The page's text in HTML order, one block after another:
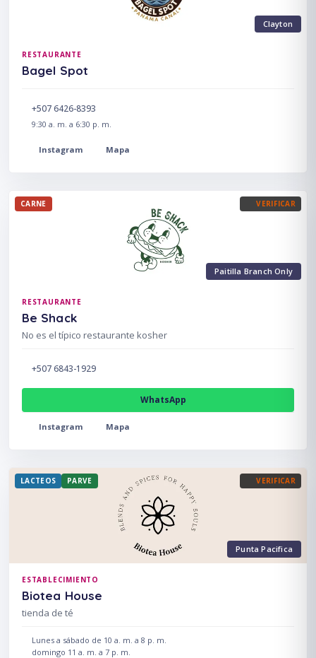
Clayton
RESTAURANTE
Bagel Spot
+507 6426-8393
9:30 a. m. a 6:30 p. m.
Instagram Mapa
Paitilla Branch Only
CARNE VERIFICAR
RESTAURANTE
Be Shack
No es el típico restaurante kosher
+507 6843-1929
WhatsApp
Instagram Mapa
Punta Pacifica
LACTEOS PARVE VERIFICAR
ESTABLECIMIENTO
Biotea House
tienda de té
Lunes a sábado de 10 a. m. a 8 p. m.
domingo 11 a. m. a 7 p. m.